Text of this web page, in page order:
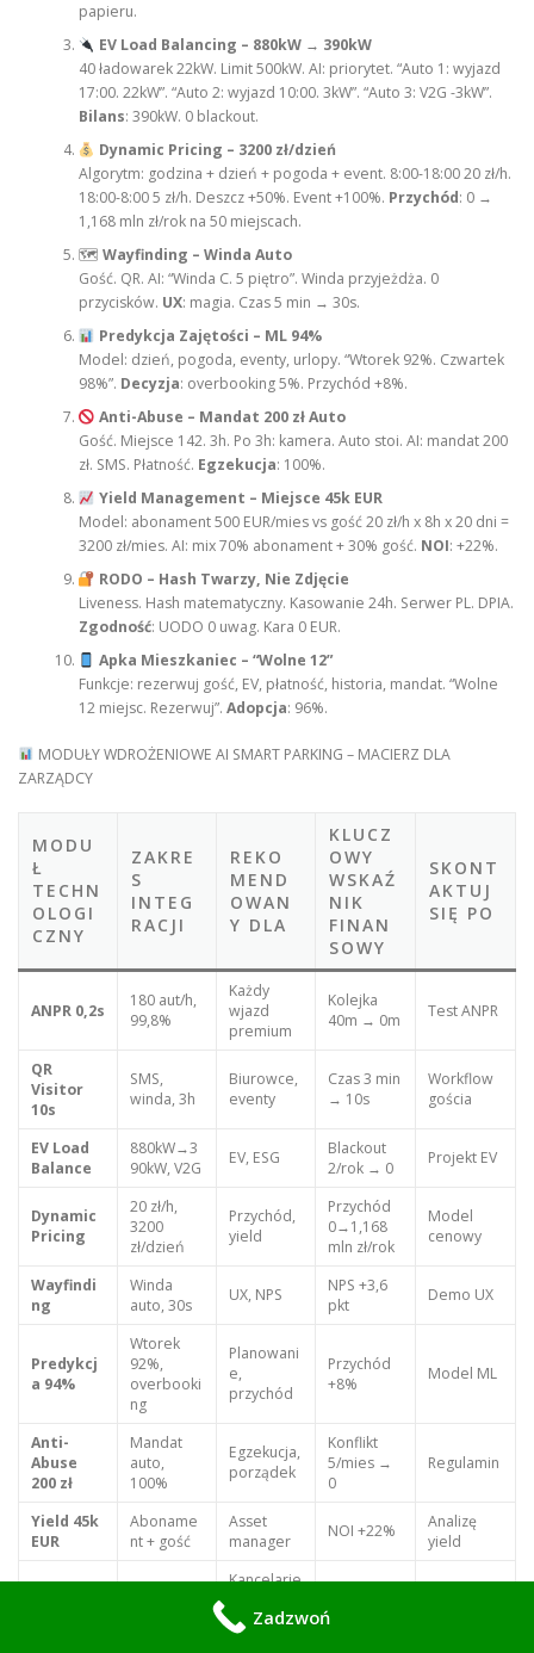
papieru.
EV Load Balancing – 880kW → 390kW
40 ładowarek 22kW. Limit 500kW. AI: priorytet. “Auto 1: wyjazd
17:00. 22kW”. “Auto 2: wyjazd 10:00. 3kW”. “Auto 3: V2G -3kW”.
Bilans: 390kW. 0 blackout.
Dynamic Pricing – 3200 zł/dzień
Algorytm: godzina + dzień + pogoda + event. 8:00-18:00 20 zł/h.
18:00-8:00 5 zł/h. Deszcz +50%. Event +100%. Przychód: 0 →
1,168 mln zł/rok na 50 miejscach.
🗺 Wayfinding – Winda Auto
Gość. QR. AI: “Winda C. 5 piętro”. Winda przyjeżdża. 0
przycisków. UX: magia. Czas 5 min → 30s.
Predykcja Zajętości – ML 94%
Model: dzień, pogoda, eventy, urlopy. “Wtorek 92%. Czwartek
98%”. Decyzja: overbooking 5%. Przychód +8%.
Anti-Abuse – Mandat 200 zł Auto
Gość. Miejsce 142. 3h. Po 3h: kamera. Auto stoi. AI: mandat 200
zł. SMS. Płatność. Egzekucja: 100%.
Yield Management – Miejsce 45k EUR
Model: abonament 500 EUR/mies vs gość 20 zł/h x 8h x 20 dni =
3200 zł/mies. AI: mix 70% abonament + 30% gość. NOI: +22%.
RODO – Hash Twarzy, Nie Zdjęcie
Liveness. Hash matematyczny. Kasowanie 24h. Serwer PL. DPIA.
Zgodność: UODO 0 uwag. Kara 0 EUR.
Apka Mieszkaniec – “Wolne 12”
Funkcje: rezerwuj gość, EV, płatność, historia, mandat. “Wolne
12 miejsc. Rezerwuj”. Adopcja: 96%.
MODUŁY WDROŻENIOWE AI SMART PARKING – MACIERZ DLA
ZARZĄDCY
MODU
Ł
TECHN
OLOGI
CZNY
ZAKRE
S
INTEG
RACJI
REKO
MEND
OWAN
Y DLA
KLUCZ
OWY
WSKAŹ
NIK
FINAN
SOWY
SKONT
AKTUJ
SIĘ PO
ANPR 0,2s
180 aut/h,
99,8%
Każdy
wjazd
premium
Kolejka
40m → 0m
Test ANPR
QR
Visitor
10s
SMS,
winda, 3h
Biurowce,
eventy
Czas 3 min
→ 10s
Workflow
gościa
EV Load
Balance
880kW→3
90kW, V2G
EV, ESG
Blackout
2/rok → 0
Projekt EV
Dynamic
Pricing
20 zł/h,
3200
zł/dzień
Przychód,
yield
Przychód
0→1,168
mln zł/rok
Model
cenowy
Wayfindi
ng
Winda
auto, 30s
UX, NPS
NPS +3,6
pkt
Demo UX
Predykcj
a 94%
Wtorek
92%,
overbooki
ng
Planowani
e,
przychód
Przychód
+8%
Model ML
Anti-
Abuse
200 zł
Mandat
auto,
100%
Egzekucja,
porządek
Konflikt
5/mies →
0
Regulamin
Yield 45k
EUR
Aboname
nt + gość
Asset
manager
NOI +22%
Analizę
yield
Kancelarie
complianc
e
Kara 0 EUR
Zadzwoń